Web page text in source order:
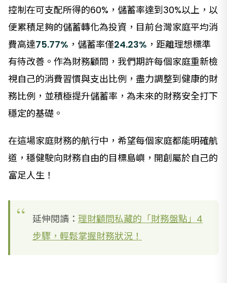
控制在可支配所得的60%，儲蓄率達到30%以上，以
便累積足夠的儲蓄轉化為投資，目前台灣家庭平均消
費高達75.77% ，儲蓄率僅24.23% ，距離理想標準
有待改善。作為財務顧問，我們期許每個家庭重新檢
視自己的消費習慣與支出比例，盡力調整到健康的財
務比例，並積極提升儲蓄率，為未來的財務安全打下
穩定的基礎。
在這場家庭財務的航行中，希望每個家庭都能明確航
道，穩健駛向財務自由的目標島嶼，開創屬於自己的
富足人生！
延伸閱讀： 理財顧問私藏的「財務盤點」4
步驟，輕鬆掌握財務狀況！